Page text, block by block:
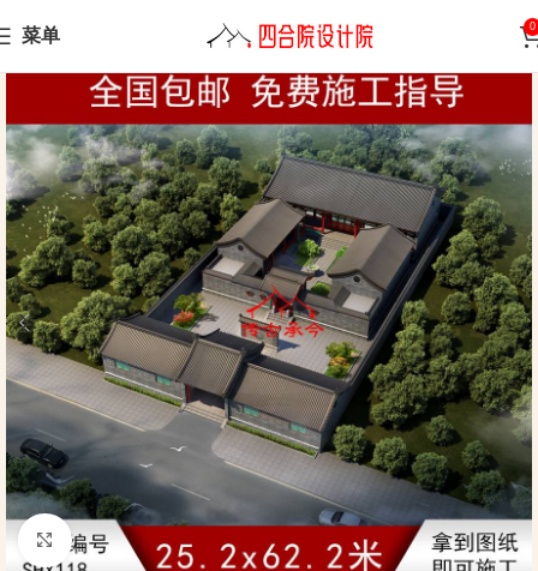
菜单 0
Home Siheyuan
Click to enlarge